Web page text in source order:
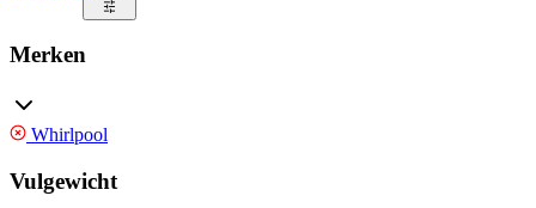
Merken
Whirlpool
Vulgewicht